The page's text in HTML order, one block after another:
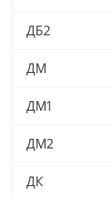
ДБ2
ДМ
ДМ1
ДМ2
ДК